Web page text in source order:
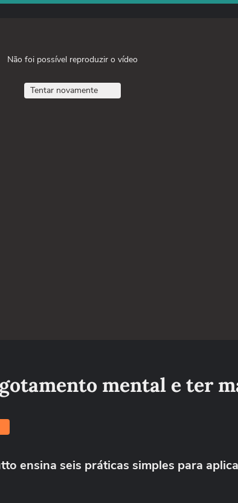
Não foi possível reproduzir o vídeo
Tentar novamente
mental e ter
ensina seis práticas simples para